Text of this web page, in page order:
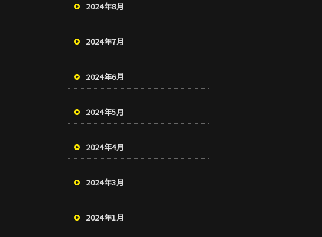
2024年8月
2024年7月
2024年6月
2024年5月
2024年4月
2024年3月
2024年1月